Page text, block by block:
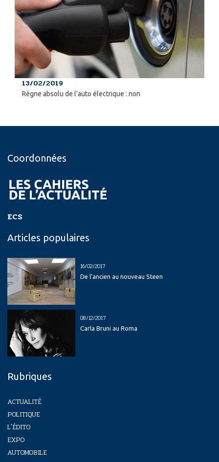
13/02/2019
Règne absolu de l’auto électrique : non
Coordonnées
ECS
Articles populaires
16/02/2017
De l’ancien au nouveau Steen
08/12/2017
Carla Bruni au Roma
Rubriques
ACTUALITÉ
POLITIQUE
L'ÉDITO
EXPO
AUTOMOBILE